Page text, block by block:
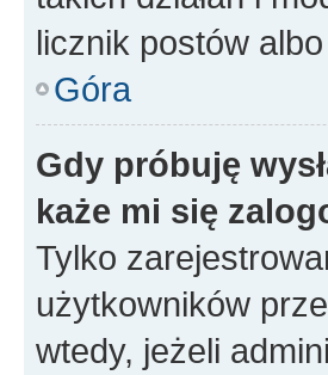
licznik postów
Góra
Gdy próbuję
każe mi się
Tylko
użytkowników
wtedy, jeżeli